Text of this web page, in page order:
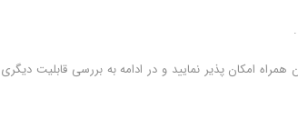
امکان پذیر نمایید و در ادامه به بررسی قابلیت دیگری